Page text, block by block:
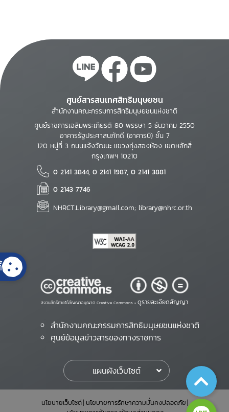
ศูนย์สารสนเทศสิทธิมนุษยชน
สำนักงานคณะกรรมการสิทธิมนุษยชนแห่งชาติ
ศูนย์ราชการเฉลิมพระเกียรติ 80 พรรษา 5 ธันวาคม 2550
อาคารรัฐประศาสนภักดี (อาคารบี) ชั้น 7
120 หมู่ที่ 3 ถนนแจ้งวัฒนะ แขวงทุ่งสองห้อง เขตหลักสี่
กรุงเทพฯ 10210
0 2141 3844, 0 2141 1987, 0 2141 3881
0 2143 7746
NHRCT.Library@gmail.com; library@nhrc.or.th
สงวนสิทธิ์ภายใต้สัญญาอนุญาต Creative Commons • ดูรายละเอียดสัญญา
สำนักงานคณะกรรมการสิทธิมนุษยชนแห่งชาติ
ศูนย์ข้อมูลข่าวสารของทางราชการ
แผนผังเว็บไซต์
นโยบายเว็บไซต์ นโยบายการรักษาความมั่นคงปลอดภัย